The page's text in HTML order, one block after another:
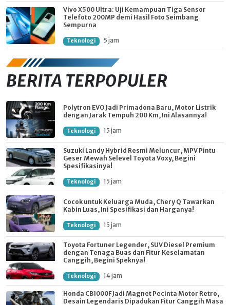
Vivo X500 Ultra: Uji Kemampuan Tiga Sensor
Telefoto 200MP demi Hasil Foto Seimbang
Sempurna
Teknologi 5 jam
BERITA TERPOPULER
Polytron EVO Jadi Primadona Baru, Motor Listrik
dengan Jarak Tempuh 200 Km, Ini Alasannya!
Teknologi 15 jam
Suzuki Landy Hybrid Resmi Meluncur, MPV Pintu
Geser Mewah Selevel Toyota Voxy, Begini
Spesifikasinya!
Teknologi 15 jam
Cocok untuk Keluarga Muda, Chery Q Tawarkan
Kabin Luas, Ini Spesifikasi dan Harganya!
Teknologi 15 jam
Toyota Fortuner Legender, SUV Diesel Premium
dengan Tenaga Buas dan Fitur Keselamatan
Canggih, Begini Speknya!
Teknologi 14 jam
Honda CB1000F Jadi Magnet Pecinta Motor Retro,
Desain Legendaris Dipadukan Fitur Canggih Masa